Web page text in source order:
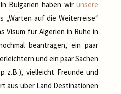
Bulgarien haben wirunsere
„Warten auf die Weiterreise“
Visum für Algerien in Ruhe in
beantragen, ein paar
und ein paar Sachen
z.B.), vielleicht Freunde und
aus über Land Destinationen